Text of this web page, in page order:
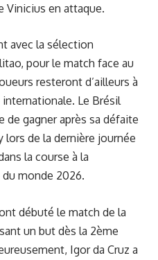
Vinicius en attaque.
avec la sélection
pour le match face au
resteront d’ailleurs à
Le Brésil
de gagner après sa défaite
lors de la dernière journée
la course à la
monde 2026.
débuté le match de la
un but dès la 2ème
Igor da Cruz a